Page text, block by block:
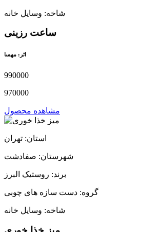
شاخه: وسایل خانه
ساعت رزینی
اثر: مهسا
990000
970000
مشاهده محصول
استان: تهران
شهرستان: صفادشت
برند: روستیک البرز
گروه: دست سازه های چوبی
شاخه: وسایل خانه